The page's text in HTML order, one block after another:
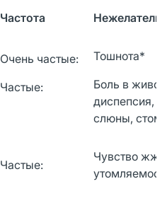
Частота
Очень частые:
Частые:
Тошнота*
Боль в
диспепсия,
слюны,
Частые:
Чувство